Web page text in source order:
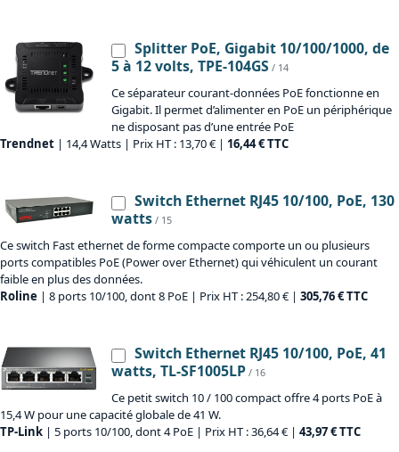
Splitter PoE, Gigabit 10/100/1000, de
5 à 12 volts, TPE-104GS / 14
Ce séparateur courant-données PoE fonctionne en
Gigabit. Il permet d’alimenter en PoE un périphérique
ne disposant pas d’une entrée PoE
Trendnet | 14,4 Watts | Prix HT : 13,70 € | 16,44 € TTC
Switch Ethernet RJ45 10/100, PoE, 130
watts / 15
Ce switch Fast ethernet de forme compacte comporte un ou plusieurs
ports compatibles PoE (Power over Ethernet) qui véhiculent un courant
faible en plus des données.
Roline | 8 ports 10/100, dont 8 PoE | Prix HT : 254,80 € | 305,76 € TTC
Switch Ethernet RJ45 10/100, PoE, 41
watts, TL-SF1005LP / 16
Ce petit switch 10 / 100 compact offre 4 ports PoE à
15,4 W pour une capacité globale de 41 W.
TP-Link | 5 ports 10/100, dont 4 PoE | Prix HT : 36,64 € | 43,97 € TTC